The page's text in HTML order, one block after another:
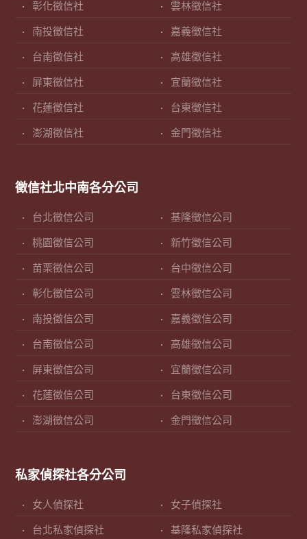
彰化徵信社 雲林徵信社
南投徵信社 嘉義徵信社
台南徵信社 高雄徵信社
屏東徵信社 宜蘭徵信社
花蓮徵信社 台東徵信社
澎湖徵信社 金門徵信社
徵信社北中南各分公司
台北徵信公司 基隆徵信公司
桃園徵信公司 新竹徵信公司
苗栗徵信公司 台中徵信公司
彰化徵信公司 雲林徵信公司
南投徵信公司 嘉義徵信公司
台南徵信公司 高雄徵信公司
屏東徵信公司 宜蘭徵信公司
花蓮徵信公司 台東徵信公司
澎湖徵信公司 金門徵信公司
私家偵探社各分公司
女人偵探社 女子偵探社
台北私家偵探社 基隆私家偵探社